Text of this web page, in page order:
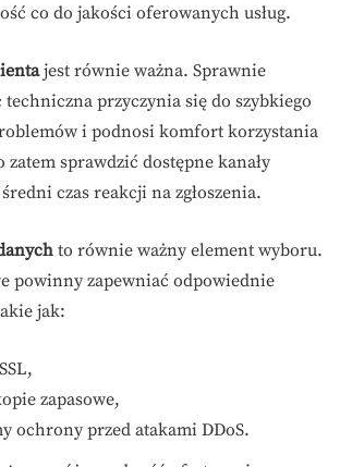
co do jakości oferowanych usług.
jest równie ważna. Sprawnie
techniczna przyczynia się do szybkiego
i podnosi komfort korzystania
sprawdzić dostępne kanały
czas reakcji na zgłoszenia.
to równie ważny element wyboru.
powinny zapewniać odpowiednie
jak:
zapasowe,
ochrony przed atakami DDoS.